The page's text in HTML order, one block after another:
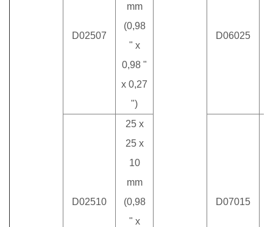
D02507
mm
(0,98
" x
0,98 "
x 0,27
")
D06025
D02510
25 x
25 x
10
mm
(0,98
" x
D07015